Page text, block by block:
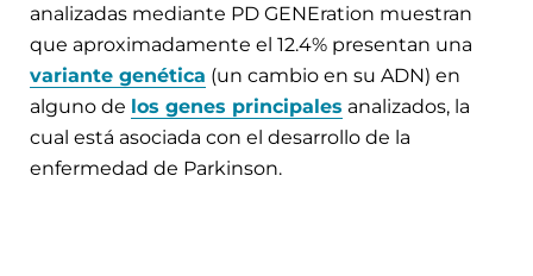
analizadas mediante PD GENEration muestran
que aproximadamente el 12.4% presentan una
variante genética (un cambio en su ADN) en
alguno de los genes principales analizados, la
cual está asociada con el desarrollo de la
enfermedad de Parkinson.